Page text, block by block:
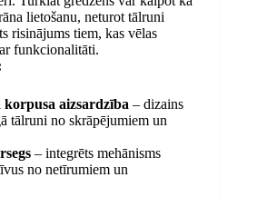
lietošanu, neturot tālruni
risinājums tiem, kas vēlas
funkcionalitāti.
aizsardzība – dizains
tālruni no skrāpējumiem un
– integrēts mehānisms
no netīrumiem un